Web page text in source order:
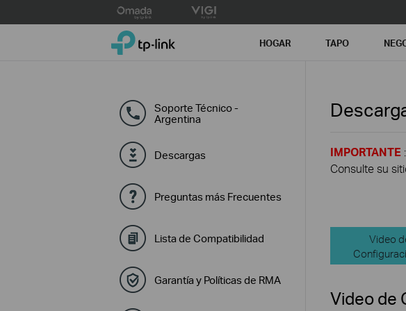
to
TP-Link, Reliably Smart HOGAR TAPO
Soporte Técnico -
Argentina
Descargas
Preguntas más Frecuentes
Lista de Compatibilidad
Garantía y Políticas de RMA
IMPORTANTE
Consulte su
Video
Video de